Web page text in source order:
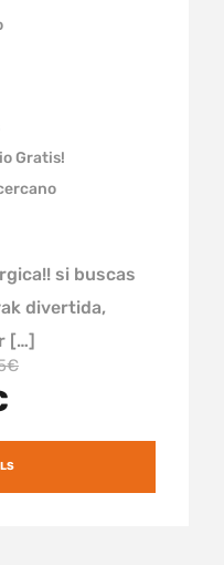
Gratis!
si buscas
divertida,
[…]